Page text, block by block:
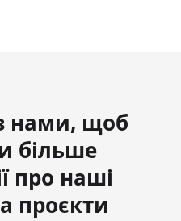
нами, щоб
більше
про наші
проєкти